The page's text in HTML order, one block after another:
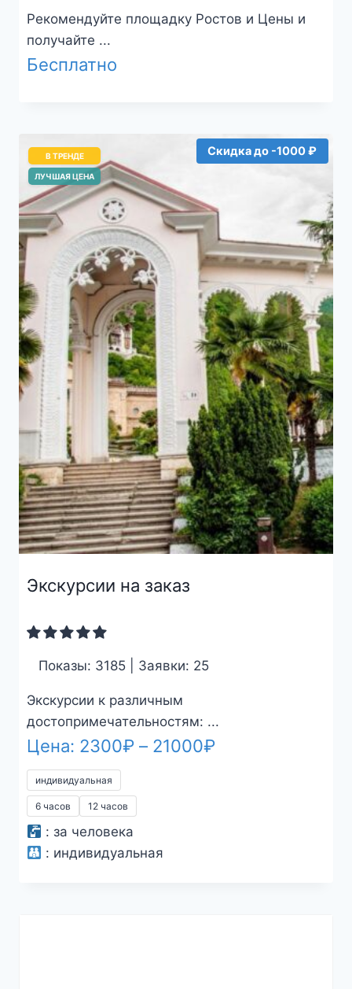
Рекомендуйте площадку Ростов и Цены и
получайте ...
Бесплатно
Скидка до -1000 ₽
В ТРЕНДЕ
ЛУЧШАЯ ЦЕНА
Экскурсии на заказ
Показы: 3185 | Заявки: 25
Экскурсии к различным
достопримечательностям: ...
Цена: 2300₽ – 21000₽Диапазон
индивидуальная
6 часов 12 часов
: за человека
: индивидуальная